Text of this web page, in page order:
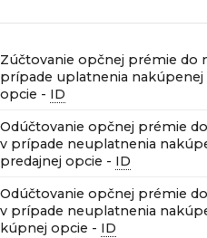
Zúčtovanie opčnej prémie do
prípade uplatnenia nakúpenej
opcie - ID
Odúčtovanie opčnej prémie
v prípade neuplatnenia
predajnej opcie - ID
Odúčtovanie opčnej prémie
v prípade neuplatnenia
kúpnej opcie - ID